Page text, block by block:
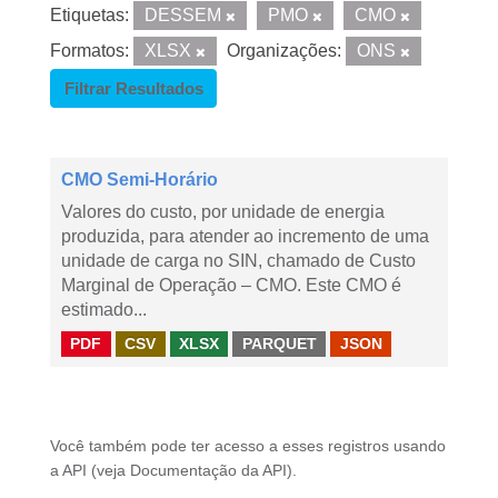
Etiquetas: DESSEM PMO
CMO
Formatos:
XLSX Organizações:
ONS
Filtrar Resultados
CMO Semi-Horário
Valores do custo, por unidade de energia
produzida, para atender ao incremento de uma
unidade de carga no SIN, chamado de Custo
Marginal de Operação – CMO. Este CMO é
estimado...
PDF CSV XLSX PARQUET JSON
Você também pode ter acesso a esses registros usando
a API (veja Documentação da API ).